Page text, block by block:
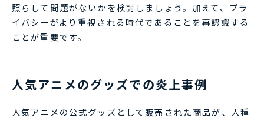
照らして問題がないかを検討しましょう。加えて、プラ
イバシーがより重視される時代であることを再認識する
ことが重要です。
人気アニメのグッズでの炎上事例
人気アニメの公式グッズとして販売された商品が、人種